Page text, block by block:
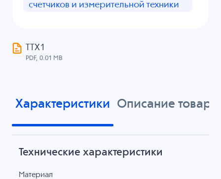
счетчиков и измерительной техники
ТТХ1
PDF, 0.01 MB
Характеристики Описание товара
Технические характеристики
Материал